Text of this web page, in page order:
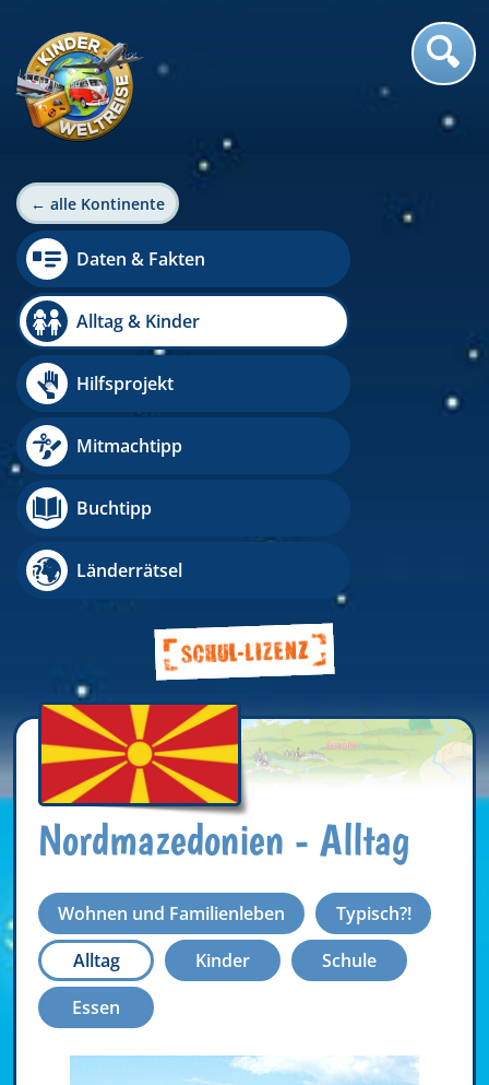
← alle Kontinente
Daten & Fakten
Alltag & Kinder
Hilfsprojekt
Mitmachtipp
Buchtipp
Länderrätsel
Nordmazedonien - Alltag
Wohnen und Familienleben
Typisch?!
Alltag
Kinder
Schule
Essen